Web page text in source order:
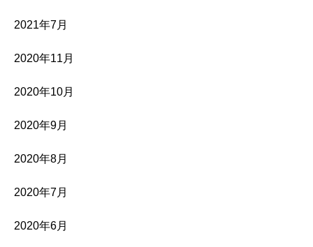
2021年7月
2020年11月
2020年10月
2020年9月
2020年8月
2020年7月
2020年6月